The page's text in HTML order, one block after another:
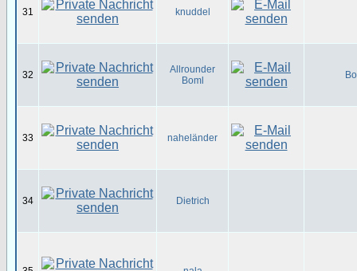
31 knuddel
32
Allrounder
Boml
33 naheländer
34 Dietrich